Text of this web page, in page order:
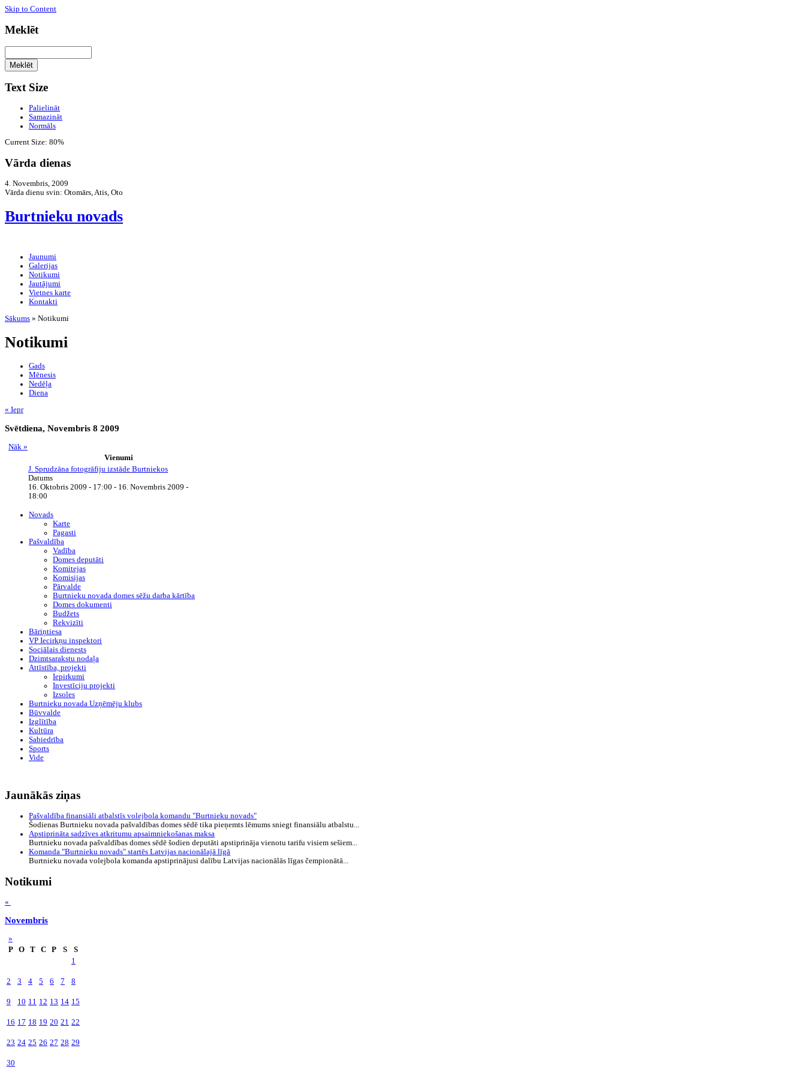
Skip to Content
Meklēt
Text Size
Palielināt
Samazināt
Normāls
Current Size: 80%
Vārda dienas
4. Novembris, 2009
Vārda dienu svin: Otomārs, Atis, Oto
Burtnieku novads
Jaunumi
Galerijas
Notikumi
Jautājumi
Vietnes karte
Kontakti
Sākums » Notikumi
Notikumi
Gads
Mēnesis
Nedēļa
Diena
« Iepr
Svētdiena, Novembris 8 2009
Nāk »
Vienumi
J. Sprudzāna fotogrāfiju izstāde Burtniekos
Datums
16. Oktobris 2009 - 17:00 - 16. Novembris 2009 -
18:00
Novads
Karte
Pagasti
Pašvaldība
Vadība
Domes deputāti
Komitejas
Komisijas
Pārvalde
Burtnieku novada domes sēžu darba kārtība
Domes dokumenti
Budžets
Rekvizīti
Bāriņtiesa
VP Iecirkņu inspektori
Sociālais dienests
Dzimtsarakstu nodaļa
Attīstība, projekti
Iepirkumi
Investīciju projekti
Izsoles
Burtnieku novada Uzņēmēju klubs
Būvvalde
Izglītība
Kultūra
Sabiedrība
Sports
Vide
Jaunākās ziņas
Pašvaldība finansiāli atbalstīs volejbola komandu "Burtnieku novads"
Šodienas Burtnieku novada pašvaldības domes sēdē tika pieņemts lēmums sniegt finansiālu atbalstu...
Apstiprināta sadzīves atkritumu apsaimniekošanas maksa
Burtnieku novada pašvaldības domes sēdē šodien deputāti apstiprināja vienotu tarifu visiem sešiem...
Komanda "Burtnieku novads" startēs Latvijas nacionālajā līgā
Burtnieku novada volejbola komanda apstiprinājusi dalību Latvijas nacionālās līgas čempionātā...
Notikumi
«
Novembris
»
P
O T C P S
S
1
2 3 4 5 6 7 8
9 10 11 12 13 14 15
16 17 18 19 20 21 22
23 24 25 26 27 28 29
30